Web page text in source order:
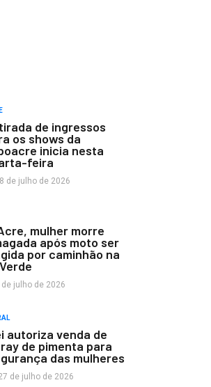
de ingressos
os shows da
inicia nesta
feira
de julho de 2026
mulher morre
após moto ser
por caminhão na
de julho de 2026
autoriza venda de
de pimenta para
das mulheres
de julho de 2026